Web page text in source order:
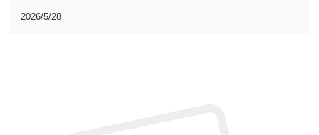
着系统整体性能。
2026/5/28